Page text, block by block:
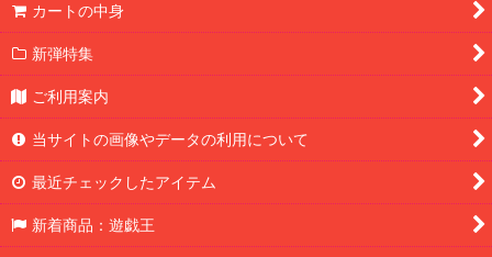
カートの中身
新弾特集
ご利用案内
当サイトの画像やデータの利用について
最近チェックしたアイテム
新着商品：遊戯王